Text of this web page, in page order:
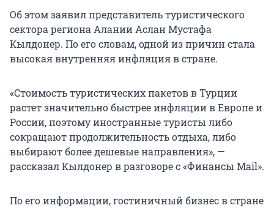
Об этом заявил представитель туристического
сектора региона Алании Аслан Мустафа
Кылдонер. По его словам, одной из причин стала
высокая внутренняя инфляция в стране.
«Стоимость туристических пакетов в Турции
растет значительно быстрее инфляции в Европе и
России, поэтому иностранные туристы либо
сокращают продолжительность отдыха, либо
выбирают более дешевые направления», —
рассказал Кылдонер в разговоре с «Финансы Mail».
По его информации, гостиничный бизнес в стране